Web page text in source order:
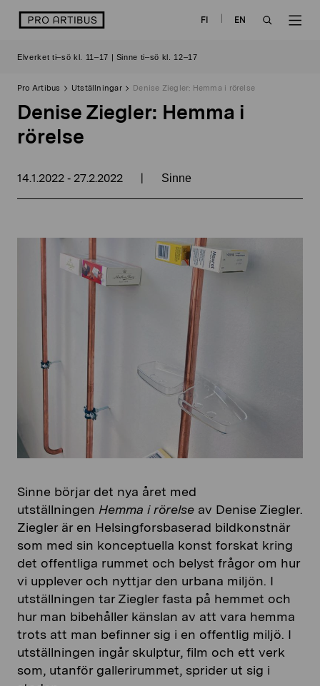
logo FI
EN
Elverket ti–sö kl. 11–17 | Sinne ti–sö kl. 12–17
Pro Artibus Utställningar Denise Ziegler: Hemma i rörelse
Denise Ziegler: Hemma i
rörelse
14.1.2022 - 27.2.2022 | Sinne
Sinne börjar det nya året med
utställningen Hemma i rörelse av Denise Ziegler.
Ziegler är en Helsingforsbaserad bildkonstnär
som med sin konceptuella konst forskat kring
det offentliga rummet och belyst frågor om hur
vi upplever och nyttjar den urbana miljön. I
utställningen tar Ziegler fasta på hemmet och
hur man bibehåller känslan av att vara hemma
trots att man befinner sig i en offentlig miljö. I
utställningen ingår skulptur, film och ett verk
som, utanför gallerirummet, sprider ut sig i